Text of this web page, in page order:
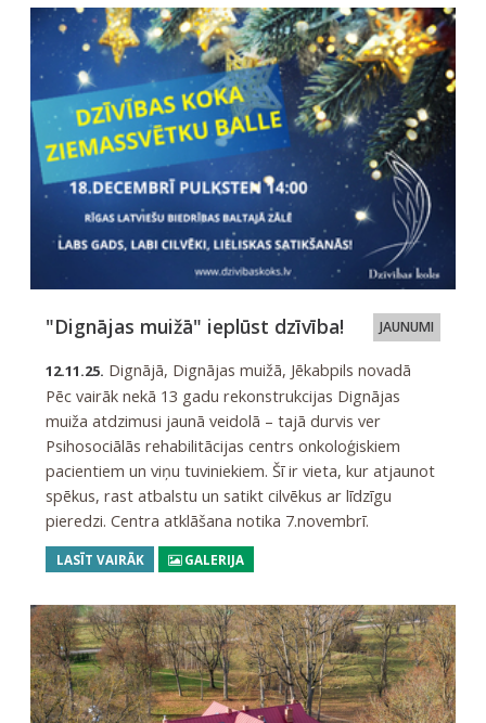
JAUNUMI
"Dignājas muižā" ieplūst dzīvība!
12.11.25. Dignājā, Dignājas muižā, Jēkabpils novadā
Pēc vairāk nekā 13 gadu rekonstrukcijas Dignājas
muiža atdzimusi jaunā veidolā – tajā durvis ver
Psihosociālās rehabilitācijas centrs onkoloģiskiem
pacientiem un viņu tuviniekiem. Šī ir vieta, kur atjaunot
spēkus, rast atbalstu un satikt cilvēkus ar līdzīgu
pieredzi. Centra atklāšana notika 7.novembrī.
LASĪT VAIRĀK GALERIJA